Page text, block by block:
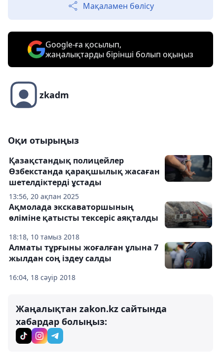
Мақаламен бөлісу
Google-ға қосылып,
жаңалықтарды бірінші болып оқыңыз
zkadm
Оқи отырыңыз
13:56, 20 ақпан 2025
Қазақстандық полицейлер
Өзбекстанда қарақшылық жасаған
шетелдіктерді ұстады
18:18, 10 тамыз 2018
Ақмолада экскаваторшының
өліміне қатысты тексеріс аяқталды
16:04, 18 сәуір 2018
Алматы тұрғыны жоғалған ұлына 7
жылдан соң іздеу салды
Жаңалықтан zakon.kz сайтында
хабардар болыңыз: